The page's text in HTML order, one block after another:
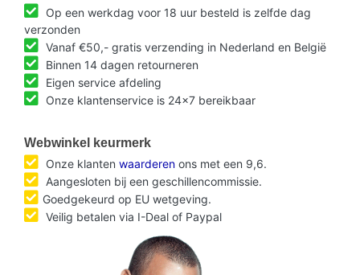
Op een werkdag voor 18 uur besteld is zelfde dag
verzonden
Vanaf €50,- gratis verzending in Nederland en België
Binnen 14 dagen retourneren
Eigen service afdeling
Onze klantenservice is 24x7 bereikbaar
Webwinkel keurmerk
Onze klanten waarderen ons met een 9,6.
Aangesloten bij een geschillencommissie.
Goedgekeurd op EU wetgeving.
Veilig betalen via I-Deal of Paypal